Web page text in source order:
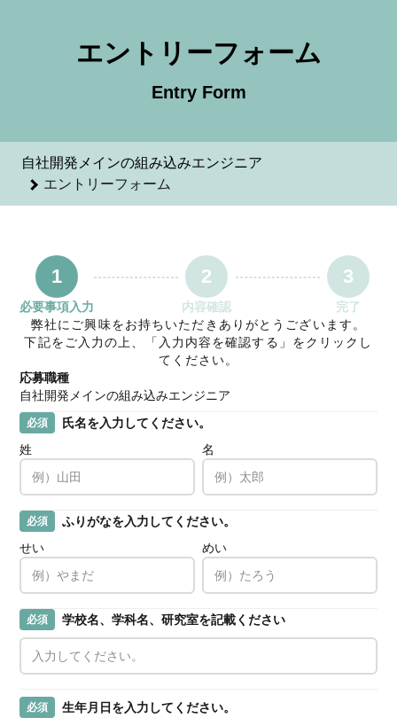
エントリーフォーム
Entry Form
自社開発メインの組み込みエンジニア
エントリーフォーム
1
必要事項入力
2
内容確認
3
完了
弊社にご興味をお持ちいただきありがとうございます。
下記をご入力の上、「入力内容を確認する」をクリックし
てください。
応募職種
自社開発メインの組み込みエンジニア
必須
氏名を入力してください。
姓
名
必須
ふりがなを入力してください。
せい
めい
必須 学校名、学科名、研究室を記載ください
必須 生年月日を入力してください。